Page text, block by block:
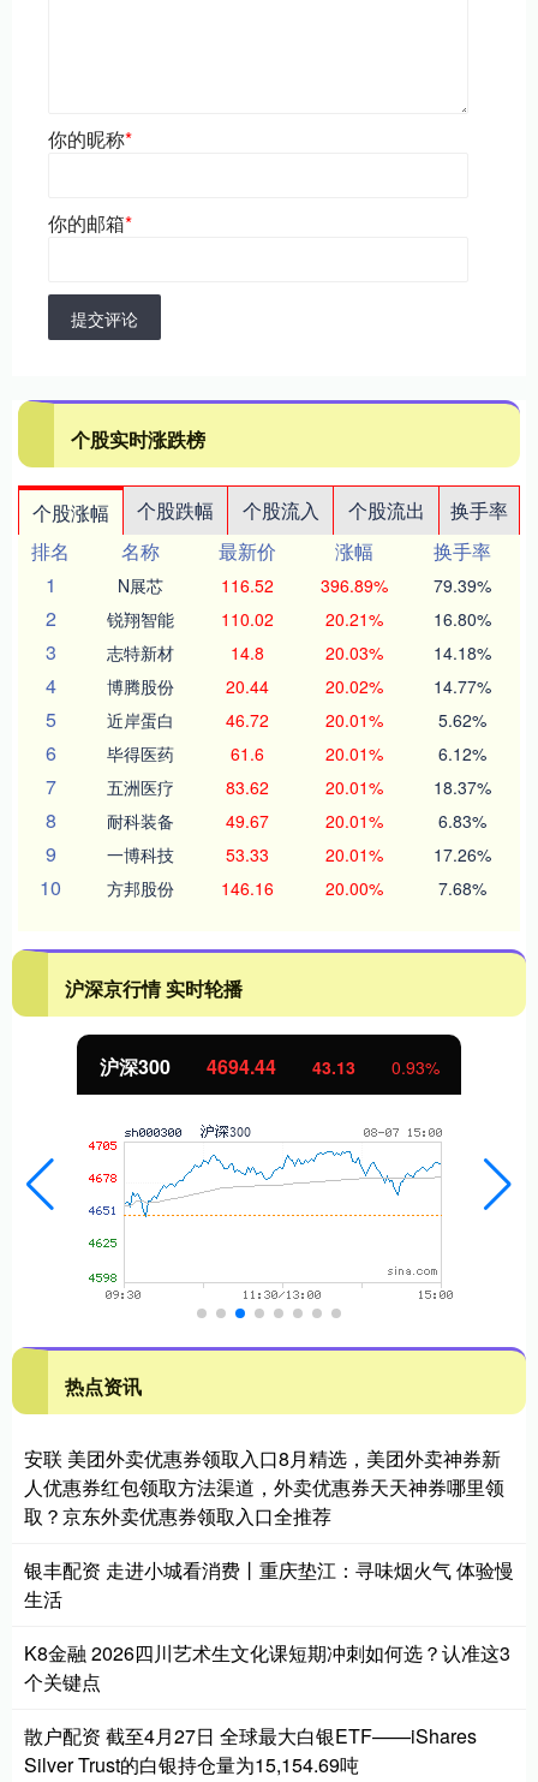
你的昵称*
你的邮箱*
提交评论
个股实时涨跌榜
个股涨幅 个股跌幅 个股流入 个股流出
换手率
排名
名称 最新价 涨幅
换手率
1
N展芯 116.52 396.89% 79.39%
2 锐翔智能 110.02 20.21% 16.80%
3 志特新材 14.8 20.03% 14.18%
4 博腾股份 20.44 20.02% 14.77%
5 近岸蛋白 46.72 20.01% 5.62%
6 毕得医药 61.6 20.01% 6.12%
7 五洲医疗 83.62 20.01% 18.37%
8 耐科装备 49.67 20.01% 6.83%
9 一博科技 53.33 20.01% 17.26%
10 方邦股份 146.16 20.00% 7.68%
沪深京行情 实时轮播
沪深300 4694.44 43.13 0.93%
热点资讯
安联 美团外卖优惠券领取入口8月精选，美团外卖神券新
人优惠券红包领取方法渠道，外卖优惠券天天神券哪里领
取？京东外卖优惠券领取入口全推荐
银丰配资 走进小城看消费丨重庆垫江：寻味烟火气 体验慢
生活
K8金融 2026四川艺术生文化课短期冲刺如何选？认准这3
个关键点
散户配资 截至4月27日 全球最大白银ETF——iShares
Silver Trust的白银持仓量为15,154.69吨